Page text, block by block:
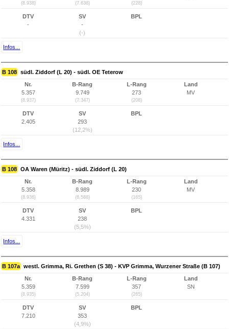
(8.938) (7.638) (228)
DTV
-
SV
-
(-)
BPL
Infos...
B 108 südl. Ziddorf (L 20) - südl. OE Teterow
Nr.
5.357
(8.937)
B-Rang
9.749
(7.347)
L-Rang
273
(208)
Land
MV
DTV
2.405
SV
293
(12,2%)
BPL
Infos...
B 108 OA Waren (Müritz) - südl. Ziddorf (L 20)
Nr.
5.358
(8.936)
B-Rang
8.989
(6.588)
L-Rang
230
(165)
Land
MV
DTV
4.331
SV
238
(5,5%)
BPL
Infos...
B 107a westl. Grimma, Ri. Grethen (S 38) - KVP Grimma, Wurzener Straße (B 107)
Nr.
5.359
(8.935)
B-Rang
7.599
(5.204)
L-Rang
357
(265)
Land
SN
DTV
7.210
SV
353
(4,9%)
BPL